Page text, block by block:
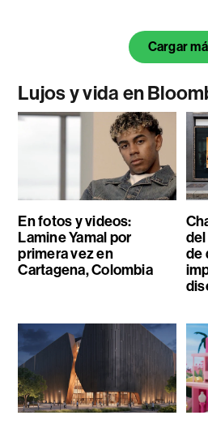
Cargar
Lujos y vida en
En fotos y videos:
Lamine Yamal por
primera vez en
Cartagena, Colombia
de